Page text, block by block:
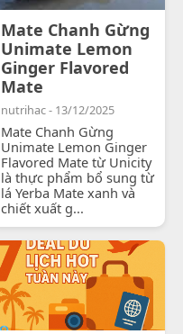
Mate Chanh Gừng
Unimate Lemon
Ginger Flavored
Mate
nutrihac - 13/12/2025
Mate Chanh Gừng
Unimate Lemon Ginger
Flavored Mate từ Unicity
là thực phẩm bổ sung từ
lá Yerba Mate xanh và
chiết xuất g...